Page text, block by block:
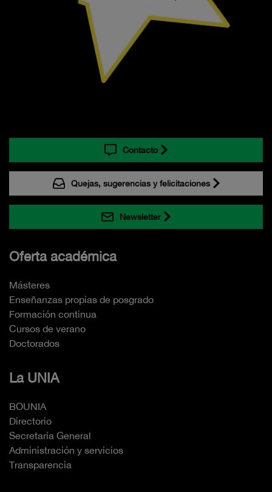
Contacto
Quejas, sugerencias y felicitaciones
Newsletter
Oferta académica
Másteres
Enseñanzas propias de posgrado
Formación continua
Cursos de verano
Doctorados
La UNIA
BOUNIA
Directorio
Secretaría General
Administración y servicios
Transparencia